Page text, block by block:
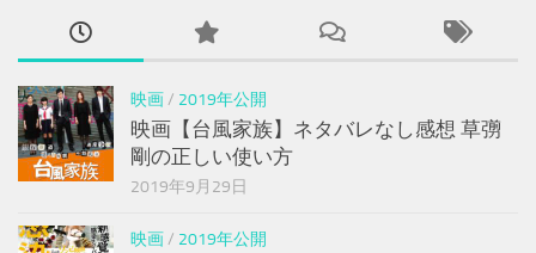
映画/ 2019年公開
映画【台風家族】ネタバレなし感想 草彅
剛の正しい使い方
2019年9月29日
映画/ 2019年公開